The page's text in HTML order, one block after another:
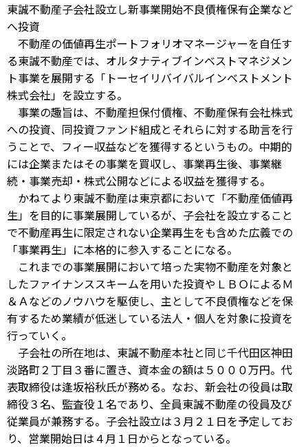
東誠不動産子会社設立し新事業開始不良債権保有企業など
へ投資
不動産の価値再生ポートフォリオマネージャーを自任す
る東誠不動産では、オルタナティブインベストマネジメン
ト事業を展開する「トーセイリバイバルインベストメント
株式会社」を設立する。
事業の趣旨は、不動産担保付債権、不動産保有会社株式
への投資、同投資ファンド組成とそれらに対する助言を行
うことで、フィー収益などを獲得するというもの。中期的
には企業またはその事業を買収し、事業再生後、事業継
続・事業売却・株式公開などによる収益を獲得する。
かねてより東誠不動産は東京都において「不動産価値再
生」を目的に事業展開しているが、子会社を設立すること
で不動産再生に限定されない企業再生をも含めた広義での
「事業再生」に本格的に参入することになる。
これまでの事業展開において培った実物不動産を対象と
したファイナンススキームを用いた投資やＬＢＯによるＭ
＆Ａなどのノウハウを駆使し、主として不良債権などを保
有するため業績が低迷している法人・個人を対象に投資を
行っていく。
子会社の所在地は、東誠不動産本社と同じ千代田区神田
淡路町２丁目３番に置き、資本金の額は５０００万円。代
表取締役は逢坂裕秋氏が務める。なお、新会社の役員は取
締役３名、監査役１名であり、全員東誠不動産の役員及び
従業員が兼務する。子会社設立は３月２１日を予定してお
り、営業開始日は４月１日からとなっている。